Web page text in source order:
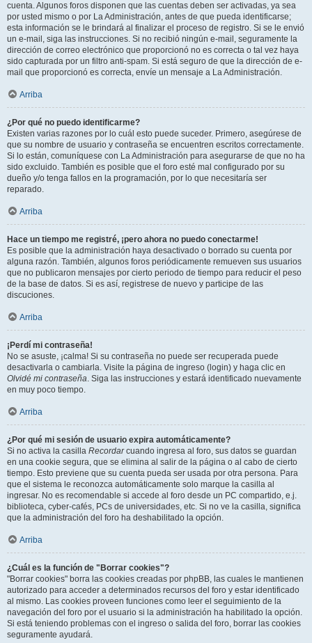
cuenta. Algunos foros disponen que las cuentas deben ser activadas, ya sea
por usted mismo o por La Administración, antes de que pueda identificarse;
esta información se le brindará al finalizar el proceso de registro. Si se le envió
un e-mail, siga las instrucciones. Si no recibió ningún e-mail, seguramente la
dirección de correo electrónico que proporcionó no es correcta o tal vez haya
sido capturada por un filtro anti-spam. Si está seguro de que la dirección de e-
mail que proporcionó es correcta, envíe un mensaje a La Administración.
Arriba
¿Por qué no puedo identificarme?
Existen varias razones por lo cuál esto puede suceder. Primero, asegúrese de
que su nombre de usuario y contraseña se encuentren escritos correctamente.
Si lo están, comuníquese con La Administración para asegurarse de que no ha
sido excluido. También es posible que el foro esté mal configurado por su
dueño y/o tenga fallos en la programación, por lo que necesitaría ser
reparado.
Arriba
Hace un tiempo me registré, ¡pero ahora no puedo conectarme!
Es posible que la administración haya desactivado o borrado su cuenta por
alguna razón. También, algunos foros periódicamente remueven sus usuarios
que no publicaron mensajes por cierto periodo de tiempo para reducir el peso
de la base de datos. Si es así, registrese de nuevo y participe de las
discuciones.
Arriba
¡Perdí mi contraseña!
No se asuste, ¡calma! Si su contraseña no puede ser recuperada puede
desactivarla o cambiarla. Visite la página de ingreso (login) y haga clic en
Olvidé mi contraseña. Siga las instrucciones y estará identificado nuevamente
en muy poco tiempo.
Arriba
¿Por qué mi sesión de usuario expira automáticamente?
Si no activa la casilla Recordarcuando ingresa al foro, sus datos se guardan
en una cookie segura, que se elimina al salir de la página o al cabo de cierto
tiempo. Esto previene que su cuenta pueda ser usada por otra persona. Para
que el sistema le reconozca automáticamente solo marque la casilla al
ingresar. No es recomendable si accede al foro desde un PC compartido, e.j.
biblioteca, cyber-cafés, PCs de universidades, etc. Si no ve la casilla, significa
que la administración del foro ha deshabilitado la opción.
Arriba
¿Cuál es la función de "Borrar cookies"?
"Borrar cookies" borra las cookies creadas por phpBB, las cuales le mantienen
autorizado para acceder a determinados recursos del foro y estar identificado
al mismo. Las cookies proveen funciones como leer el seguimiento de la
navegación del foro por el usuario si la administración ha habilitado la opción.
Si está teniendo problemas con el ingreso o salida del foro, borrar las cookies
seguramente ayudará.